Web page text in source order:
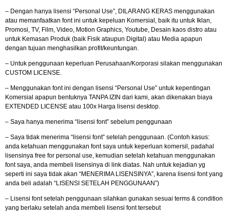
– Dengan hanya lisensi “Personal Use”, DILARANG KERAS menggunakan
atau memanfaatkan font ini untuk kepeluan Komersial, baik itu untuk Iklan,
Promosi, TV, Film, Video, Motion Graphics, Youtube, Desain kaos distro atau
untuk Kemasan Produk (baik Fisik ataupun Digital) atau Media apapun
dengan tujuan menghasilkan profit/keuntungan.
– Untuk penggunaan keperluan Perusahaan/Korporasi silakan menggunakan
CUSTOM LICENSE.
– Menggunakan font ini dengan lisensi “Personal Use” untuk kepentingan
Komersial apapun bentuknya TANPA IZIN dari kami, akan dikenakan biaya
EXTENDED LICENSE atau 100x Harga lisensi desktop.
– Saya hanya menerima “lisensi font” sebelum penggunaan
– Saya tidak menerima “lisensi font” setelah penggunaan. (Contoh kasus:
anda ketahuan menggunakan font saya untuk keperluan komersil, padahal
lisensinya free for personal use, kemudian setelah ketahuan menggunakan
font saya, anda membeli lisensinya di link diatas. Nah untuk kejadian yg
seperti ini saya tidak akan “MENERIMA LISENSINYA”, karena lisensi font yang
anda beli adalah “LISENSI SETELAH PENGGUNAAN”)
– Lisensi font setelah penggunaan silahkan gunakan sesuai terms & condition
yang berlaku setelah anda membeli lisensi font tersebut